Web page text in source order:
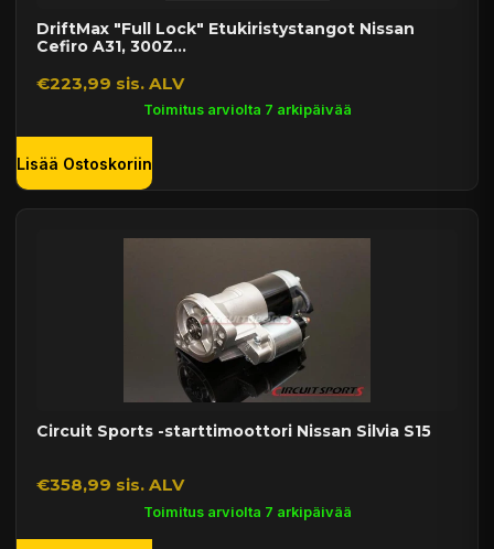
DriftMax "Full Lock" Etukiristystangot Nissan
Cefiro A31, 300Z...
€223,99 sis. ALV
Toimitus arviolta 7 arkipäivää
Lisää Ostoskoriin
Circuit Sports -starttimoottori Nissan Silvia S15
€358,99 sis. ALV
Toimitus arviolta 7 arkipäivää